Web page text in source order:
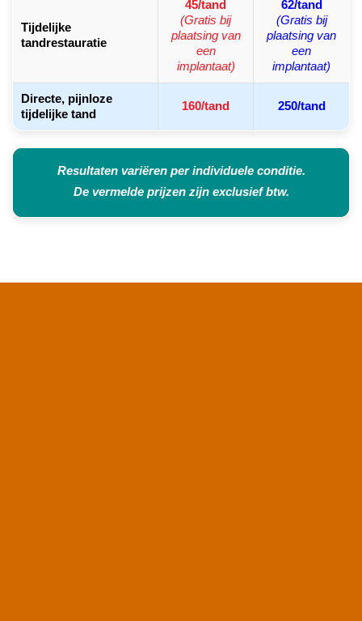
Tijdelijke
tandrestauratie
45/tand
(Gratis bij
plaatsing van
een
implantaat)
62/tand
(Gratis bij
plaatsing van
een
implantaat)
Directe, pijnloze
tijdelijke tand
160/tand 250/tand
Resultaten variëren per individuele conditie.
De vermelde prijzen zijn exclusief btw.